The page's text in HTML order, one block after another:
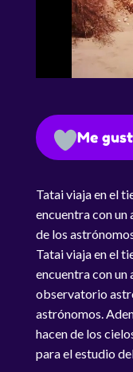
Me
Tatai viaja en el
encuentra con
de los
Tatai viaja en el
encuentra con un
observatorio
astrónomos.
hacen de los
para el estudio